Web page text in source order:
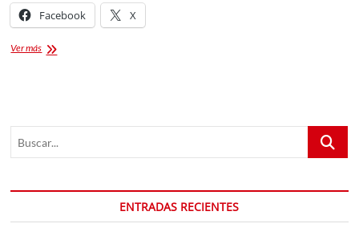
Facebook X
Ver másHomenaje
Grandeza
Buscar...
ENTRADAS RECIENTES